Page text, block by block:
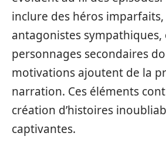
inclure des héros imparfaits,
antagonistes sympathiques,
personnages secondaires
motivations ajoutent de la
narration. Ces éléments
création d’histoires
captivantes.